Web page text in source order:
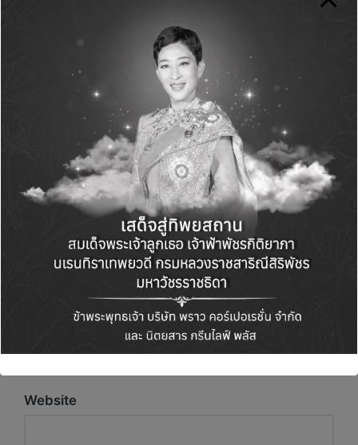
*
Website